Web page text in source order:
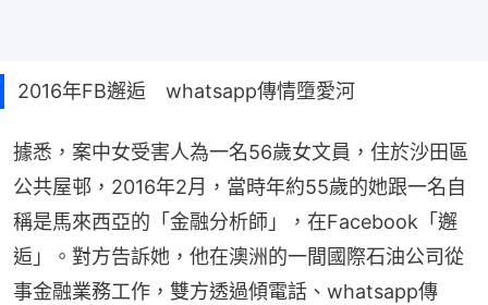
2016年FB邂逅 whatsapp傳情墮愛河
據悉，案中女受害人為一名56歲女文員，住於沙田區
公共屋邨，2016年2月，當時年約55歲的她跟一名自
稱是馬來西亞的「金融分析師」，在Facebook「邂
逅」。對方告訴她，他在澳洲的一間國際石油公司從
事金融業務工作，雙方透過傾電話、whatsapp傳